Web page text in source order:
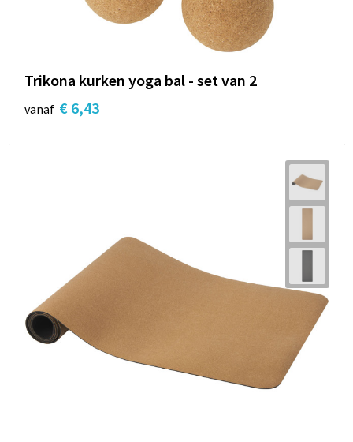
Trikona kurken yoga bal - set van 2
vanaf € 6,43